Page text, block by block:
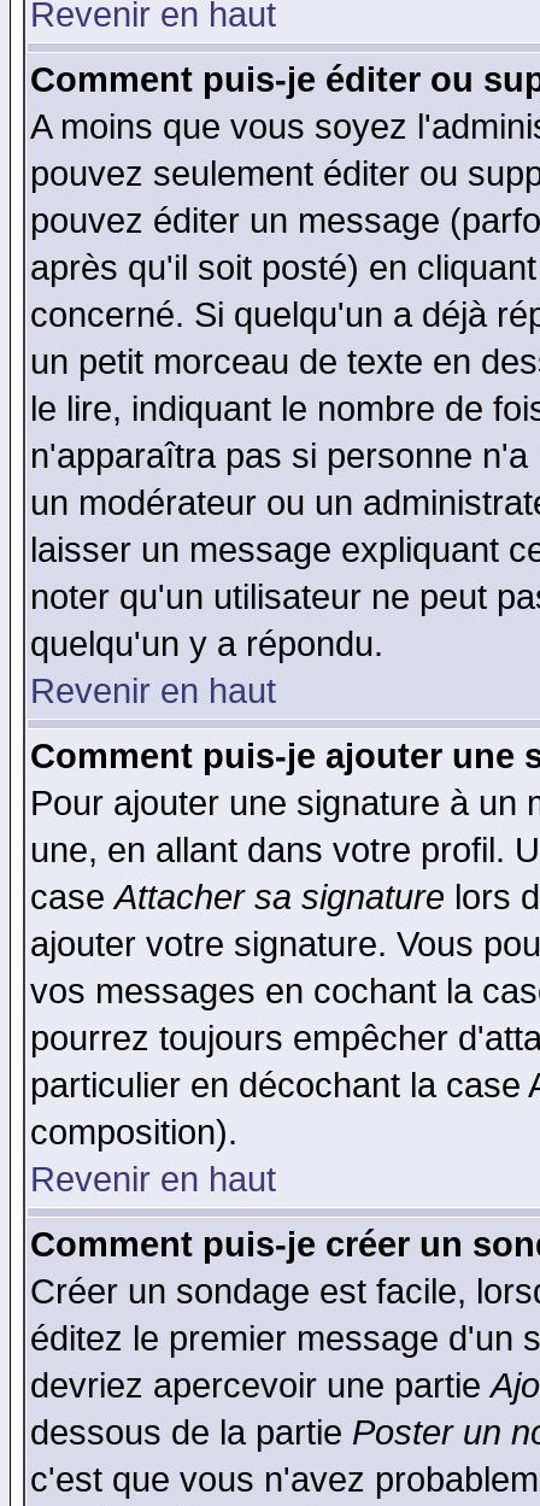
Revenir en haut
Comment puis-je éditer ou
A moins que vous soyez
pouvez seulement éditer ou
pouvez éditer un message
après qu'il soit posté) en
concerné. Si quelqu'un a déjà
un petit morceau de texte en
le lire, indiquant le nombre de
n'apparaîtra pas si personne
un modérateur ou un
laisser un message expliquant
noter qu'un utilisateur ne peut
quelqu'un y a répondu.
Revenir en haut
Comment puis-je ajouter une
Pour ajouter une signature à un
une, en allant dans votre profil.
caseAttacher sa signature lors
ajouter votre signature. Vous
vos messages en cochant la
pourrez toujours empêcher
particulier en décochant la
composition).
Revenir en haut
Comment puis-je créer un
Créer un sondage est facile,
éditez le premier message d'un
devriez apercevoir une partie
dessous de la partie Poster un
c'est que vous n'avez